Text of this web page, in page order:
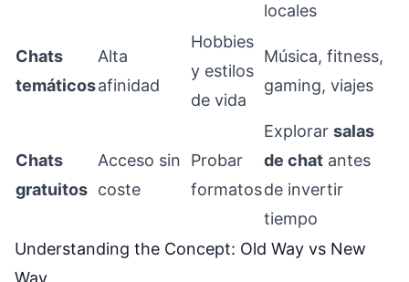
locales
Chats
temáticos
Alta
afinidad
Hobbies
y estilos
de vida
Música, fitness,
gaming, viajes
Chats
gratuitos
Acceso sin
coste
Probar
formatos
Explorar salas
de chat antes
de invertir
tiempo
Understanding the Concept: Old Way vs New
Way